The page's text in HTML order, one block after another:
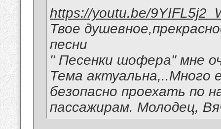
https://youtu.be/
Твое
песни
" Песенки шофера" мне
Тема
безопасно проехать по
пассажирам. Молодец,